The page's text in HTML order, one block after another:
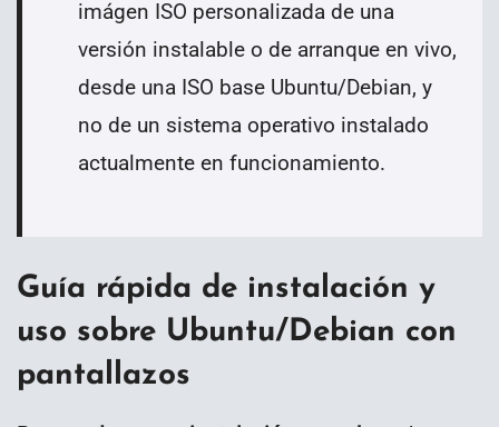
imágen ISO personalizada de una
versión instalable o de arranque en vivo,
desde una ISO base Ubuntu/Debian, y
no de un sistema operativo instalado
actualmente en funcionamiento.
Guía rápida de instalación y
uso sobre Ubuntu/Debian con
pantallazos